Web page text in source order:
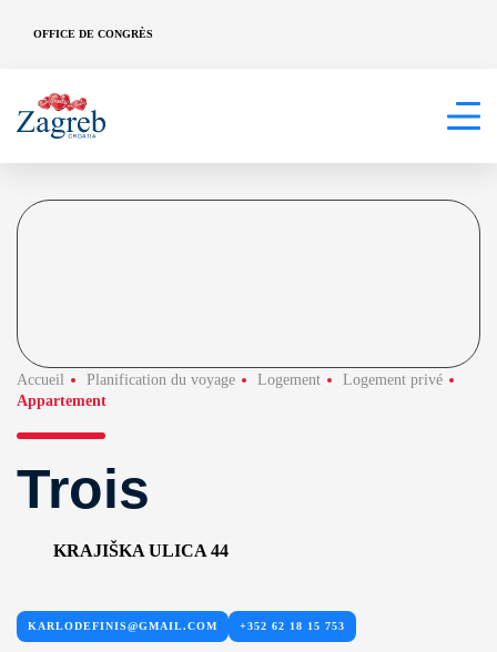
OFFICE DE CONGRÈS
Accueil Planification du voyage Logement
Logement privé
Appartement
Trois
KRAJIŠKA ULICA 44
KARLODEFINIS@GMAIL.COM +352 62 18 15 753